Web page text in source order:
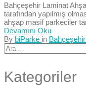
Bahçeşehir Laminat
tarafından yapılmış
ahşap masif parkeciler
Devamını Oku
By biParke in
Arama:
Kategoriler